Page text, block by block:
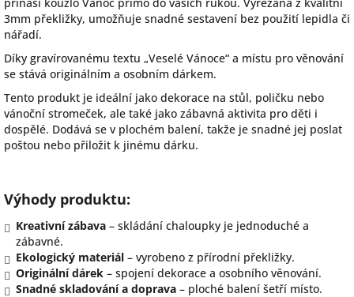
3mm překližky, umožňuje snadné sestavení bez použití lepidla či
nářadí.
Díky gravírovanému textu „Veselé Vánoce“ a místu pro věnování
se stává originálním a osobním dárkem.
Tento produkt je ideální jako dekorace na stůl, poličku nebo
vánoční stromeček, ale také jako zábavná aktivita pro děti i
dospělé. Dodává se v plochém balení, takže je snadné jej poslat
poštou nebo přiložit k jinému dárku.
Výhody produktu:
Kreativní zábava – skládání chaloupky je jednoduché a
zábavné.
Ekologický materiál – vyrobeno z přírodní překližky.
Originální dárek – spojení dekorace a osobního věnování.
Snadné skladování a doprava – ploché balení šetří místo.